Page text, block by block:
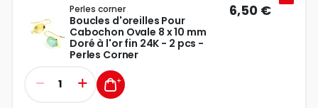
Perles corner
Boucles d'oreilles Pour
Cabochon Ovale 8 x 10 mm
Doré à l'or fin 24K - 2 pcs -
Perles Corner
6,50 €